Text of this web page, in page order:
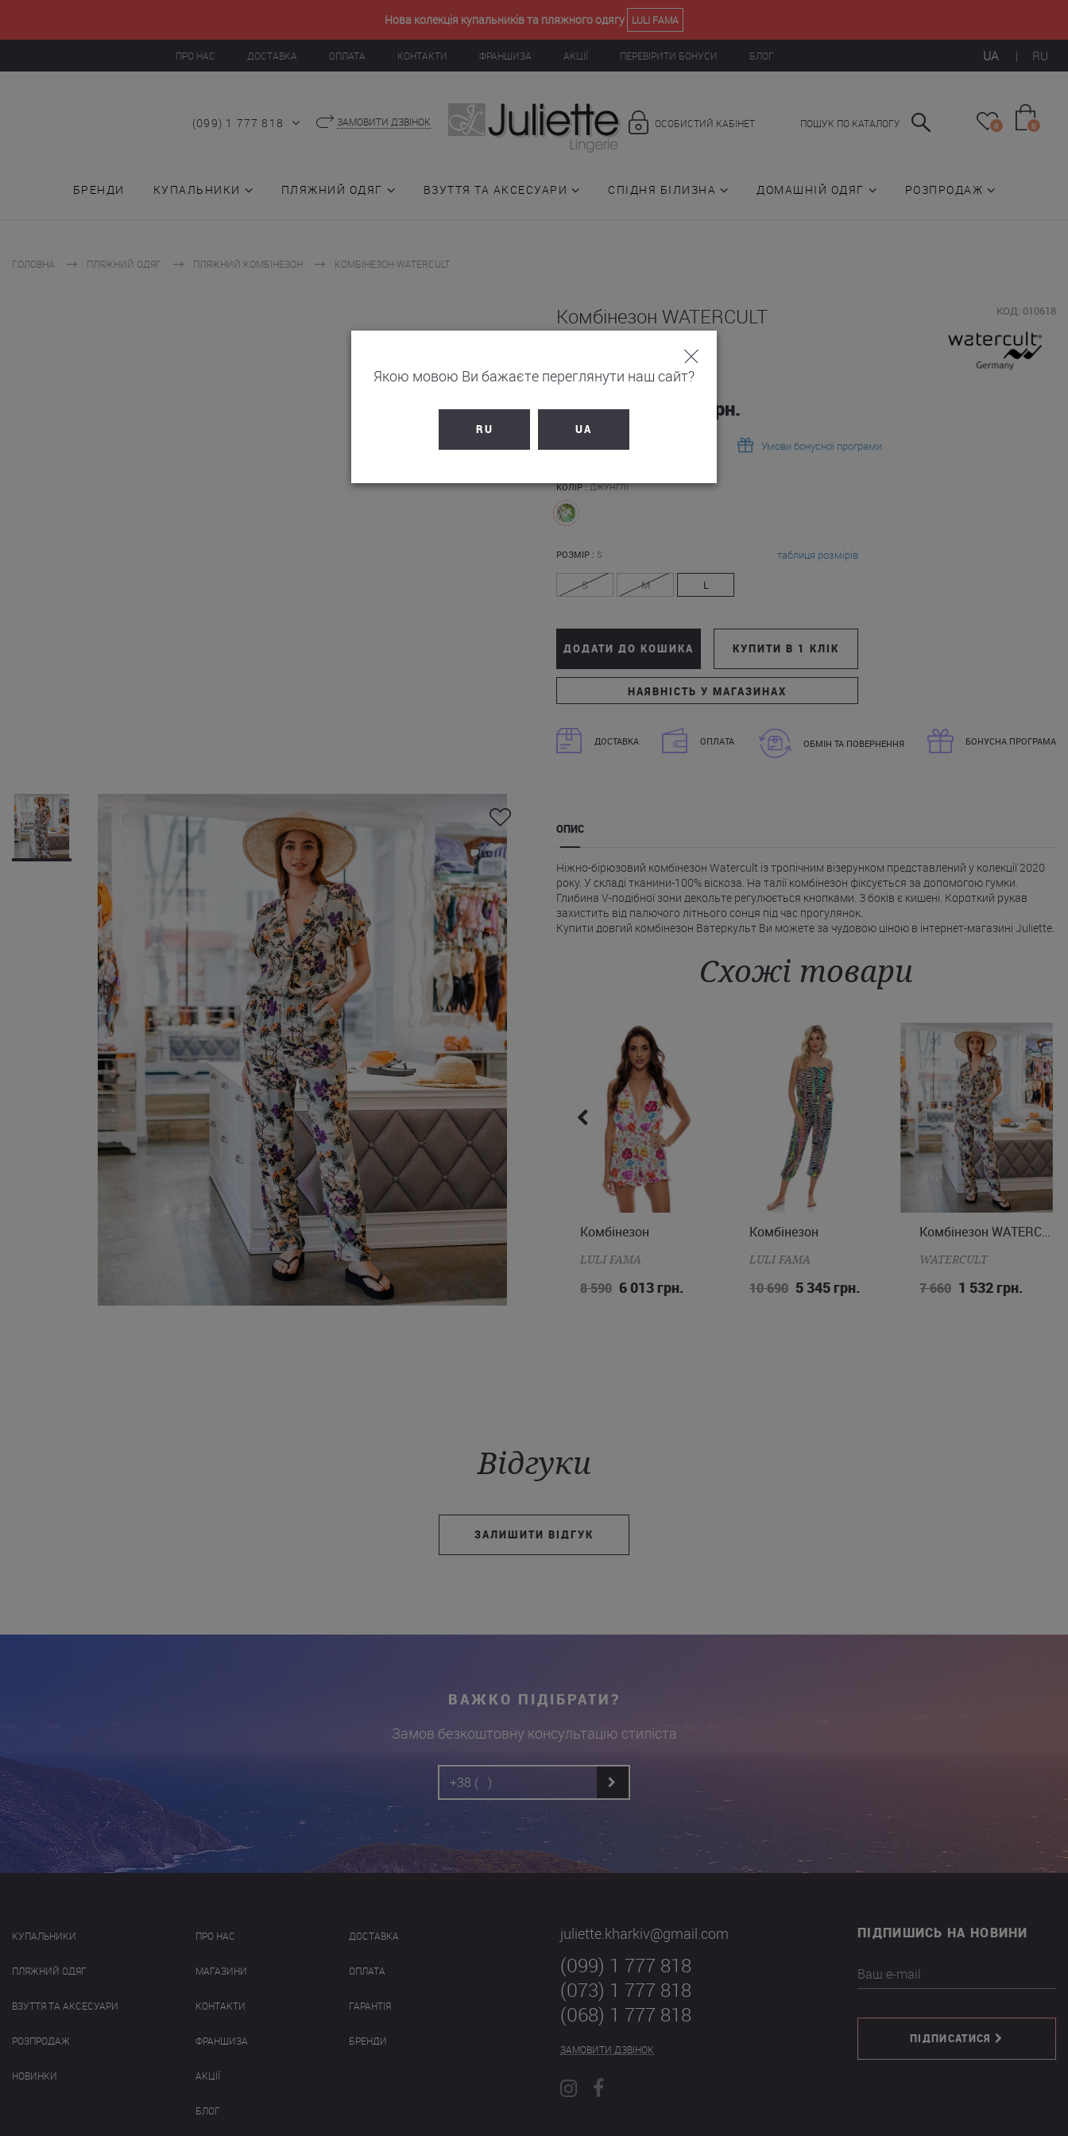
Нова колекція купальників та пляжного одягу LULI FAMA
UA | RU
ПРО НАС ДОСТАВКА ОПЛАТА КОНТАКТИ ФРАНШИЗА АКЦІЇ ПЕРЕВІРИТИ БОНУСИ БЛОГ
(099) 1 777 818 ЗАМОВИТИ ДЗВІНОК ПОШУК ПО КАТАЛОГУ
ОСОБИСТИЙ КАБІНЕТ 0 0
БРЕНДИ КУПАЛЬНИКИ ПЛЯЖНИЙ ОДЯГ ВЗУТТЯ ТА АКСЕСУАРИ СПІДНЯ БІЛИЗНА ДОМАШНІЙ ОДЯГ РОЗПРОДАЖ
ГОЛОВНА ПЛЯЖНИЙ ОДЯГ ПЛЯЖНИЙ КОМБІНЕЗОН КОМБІНЕЗОН WATERCULT
Комбінезон WATERCULT
КОД: 010618
7,660грн. грн.
Умови бонусної програми
КОЛІР :ДЖУНГЛІ
РОЗМІР : S таблиця розмірів
S M L
ДОДАТИ ДО КОШИКА КУПИТИ В 1 КЛІК
НАЯВНІСТЬ У МАГАЗИНАХ
ДОСТАВКА ОПЛАТА ОБМІН ТА ПОВЕРНЕННЯ БОНУСНА ПРОГРАМА
ОПИС
Ніжно-бірюзовий комбінезон Watercult із тропічним візерунком представлений у колекції 2020
року. У складі тканини-100% віскоза. На талії комбінезон фіксується за допомогою гумки.
Глибина V-подібної зони декольте регулюється кнопками. З боків є кишені. Короткий рукав
захистить від палючого літнього сонця під час прогулянок.
Купити довгий комбінезон Ватеркульт Ви можете за чудовою ціною в інтернет-магазині Juliette.
Схожі товари
L M
Комбінезон
LULI FAMA
8 590 6 013 грн.
XS
Комбінезон
LULI FAMA
10 690 5 345 грн.
L Комбінезон WATERCULT
WATERCULT
7 660 1 532 грн.
Відгуки
ЗАЛИШИТИ ВІДГУК
ВАЖКО ПІДІБРАТИ?
Замов безкоштовну консультацію стиліста
КУПАЛЬНИКИ
ПЛЯЖНИЙ ОДЯГ
ВЗУТТЯ ТА АКСЕСУАРИ
РОЗПРОДАЖ
НОВИНКИ
ПРО НАС
МАГАЗИНИ
КОНТАКТИ
ФРАНШИЗА
АКЦІЇ
БЛОГ
ДОСТАВКА
ОПЛАТА
ГАРАНТІЯ
БРЕНДИ
juliette.kharkiv@gmail.com
(099) 1 777 818
(073) 1 777 818
(068) 1 777 818
ЗАМОВИТИ ДЗВІНОК
ПІДПИШИСЬ НА НОВИНИ
Ваш e-mail
ПІДПИСАТИСЯ
Якою мовою Ви бажаєте переглянути наш сайт?
RU UA